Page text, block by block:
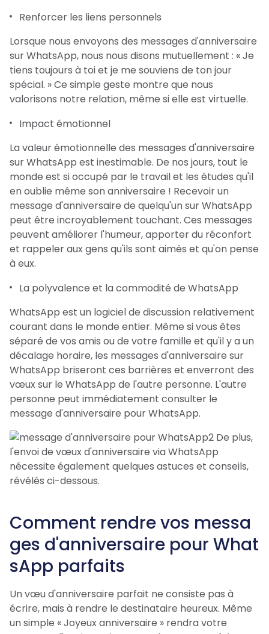
Renforcer les liens personnels
Lorsque nous envoyons des messages d'anniversaire
sur WhatsApp, nous nous disons mutuellement : « Je
tiens toujours à toi et je me souviens de ton jour
spécial. » Ce simple geste montre que nous
valorisons notre relation, même si elle est virtuelle.
Impact émotionnel
La valeur émotionnelle des messages d'anniversaire
sur WhatsApp est inestimable. De nos jours, tout le
monde est si occupé par le travail et les études qu'il
en oublie même son anniversaire ! Recevoir un
message d'anniversaire de quelqu'un sur WhatsApp
peut être incroyablement touchant. Ces messages
peuvent améliorer l'humeur, apporter du réconfort
et rappeler aux gens qu'ils sont aimés et qu'on pense
à eux.
La polyvalence et la commodité de WhatsApp
WhatsApp est un logiciel de discussion relativement
courant dans le monde entier. Même si vous êtes
séparé de vos amis ou de votre famille et qu'il y a un
décalage horaire, les messages d'anniversaire sur
WhatsApp briseront ces barrières et enverront des
vœux sur le WhatsApp de l'autre personne. L'autre
personne peut immédiatement consulter le
message d'anniversaire pour WhatsApp.
De plus,
l'envoi de vœux d'anniversaire via WhatsApp
nécessite également quelques astuces et conseils,
révélés ci-dessous.
Comment rendre vos messa
ges d'anniversaire pour What
sApp parfaits
Un vœu d'anniversaire parfait ne consiste pas à
écrire, mais à rendre le destinataire heureux. Même
un simple « Joyeux anniversaire » rendra votre